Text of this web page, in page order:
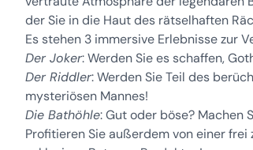
der Sie in die Haut des rätselhaften
Es stehen 3 immersive Erlebnisse zur
Der Joker: Werden Sie es schaffen,
Der Riddler: Werden Sie Teil des
mysteriösen Mannes!
Die Bathöhle: Gut oder böse? Machen
Profitieren Sie außerdem von einer